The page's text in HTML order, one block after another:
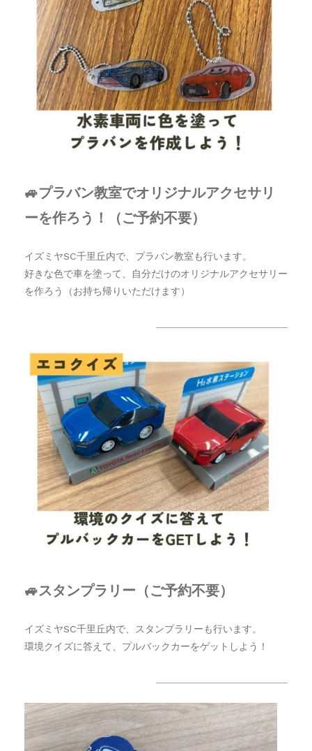
🚙プラバン教室でオリジナルアクセサリ
ーを作ろう！（ご予約不要）
イズミヤSC千里丘内で、プラバン教室も行います。
好きな色で車を塗って、自分だけのオリジナルアクセサリー
を作ろう（お持ち帰りいただけます）
🚙スタンプラリー （ご予約不要）
イズミヤSC千里丘内で、スタンプラリーも行います。
環境クイズに答えて、プルバックカーをゲットしよう！